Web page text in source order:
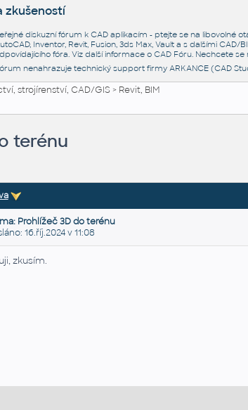
zkušeností
diskuzní fórum k CAD aplikacím - ptejte se na libovolné
Inventor, Revit, Fusion, 3ds Max, Vault a s dalšími
fóra. Viz další informace o CAD Fóru. Nechcete se
nenahrazuje technický support firmy ARKANCE (CAD
strojírenství, CAD/GIS> Revit, BIM
terénu
Prohlížeč 3D do terénu
16.říj.2024 v 11:08
zkusím.